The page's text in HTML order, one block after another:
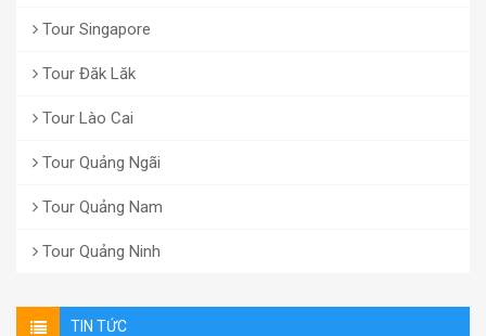
Tour Singapore
Tour Đăk Lăk
Tour Lào Cai
Tour Quảng Ngãi
Tour Quảng Nam
Tour Quảng Ninh
TIN TỨC